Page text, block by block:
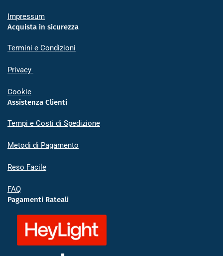
Impressum
Acquista in sicurezza
Termini e Condizioni
Privacy
Cookie
Assistenza Clienti
Tempi e Costi di Spedizione
Metodi di Pagamento
Reso Facile
FAQ
Pagamenti Rateali